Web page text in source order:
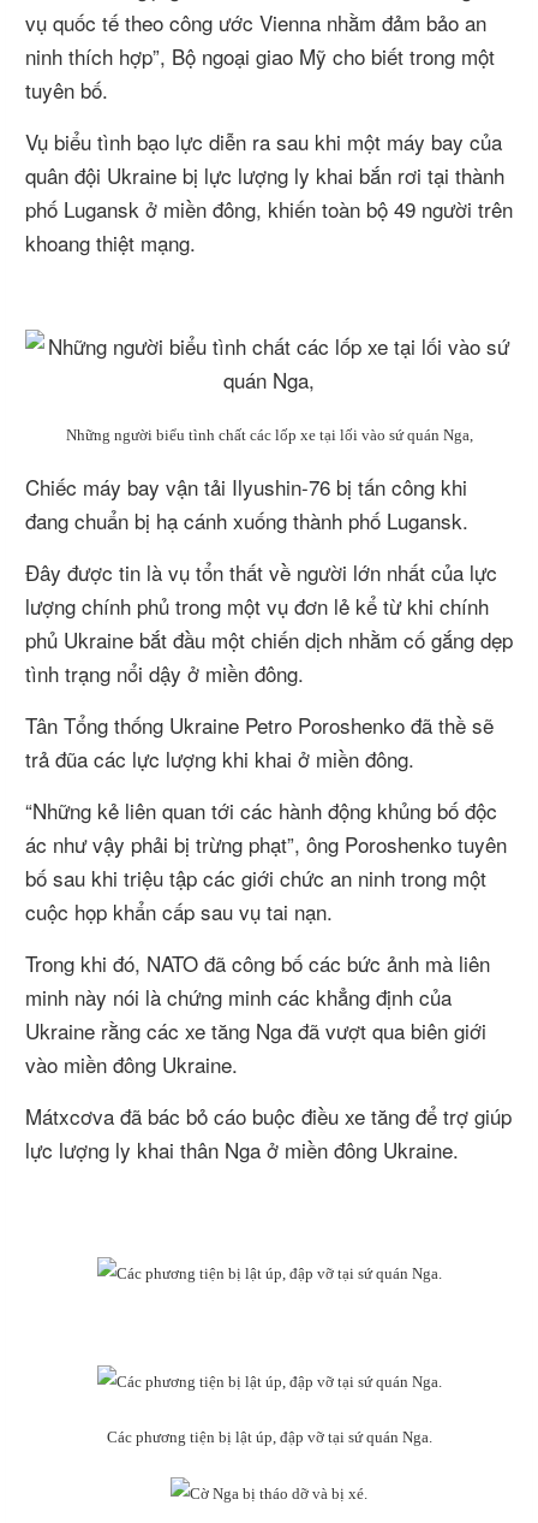
vụ quốc tế theo công ước Vienna nhằm đảm bảo an
ninh thích hợp”, Bộ ngoại giao Mỹ cho biết trong một
tuyên bố.
Vụ biểu tình bạo lực diễn ra sau khi một máy bay của
quân đội Ukraine bị lực lượng ly khai bắn rơi tại thành
phố Lugansk ở miền đông, khiến toàn bộ 49 người trên
khoang thiệt mạng.
Những người biểu tình chất các lốp xe tại lối vào sứ quán Nga,
Chiếc máy bay vận tải Ilyushin-76 bị tấn công khi
đang chuẩn bị hạ cánh xuống thành phố Lugansk.
Đây được tin là vụ tổn thất về người lớn nhất của lực
lượng chính phủ trong một vụ đơn lẻ kể từ khi chính
phủ Ukraine bắt đầu một chiến dịch nhằm cố gắng dẹp
tình trạng nổi dậy ở miền đông.
Tân Tổng thống Ukraine Petro Poroshenko đã thề sẽ
trả đũa các lực lượng khi khai ở miền đông.
“Những kẻ liên quan tới các hành động khủng bố độc
ác như vậy phải bị trừng phạt”, ông Poroshenko tuyên
bố sau khi triệu tập các giới chức an ninh trong một
cuộc họp khẩn cấp sau vụ tai nạn.
Trong khi đó, NATO đã công bố các bức ảnh mà liên
minh này nói là chứng minh các khẳng định của
Ukraine rằng các xe tăng Nga đã vượt qua biên giới
vào miền đông Ukraine.
Mátxcơva đã bác bỏ cáo buộc điều xe tăng để trợ giúp
lực lượng ly khai thân Nga ở miền đông Ukraine.
Các phương tiện bị lật úp, đập vỡ tại sứ quán Nga.